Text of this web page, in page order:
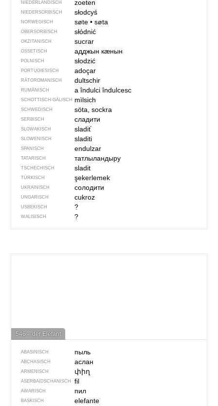
NIEDERLÄNDISCH zoeten
NIEDERSORBISCH słodcyś
NORWEGISCH søte• søta
OBERSORBISCH słódnić
OKZITANISCH sucrar
OSSETISCH адджын кӕнын
POLNISCH słodzić
PORTUGIESISCH adoçar
RÄTOROMANISCH dultschir
RUMÄNISCH a îndulciîndulcesc
SCHOTTISCH-GÄLISCH mìlsich
SCHWEDISCH söta, sockra
SERBISCH сладити
SLOWAKISCH sladiť
SLOWENISCH sladiti
SPANISCH endulzar
TATARISCH татлыландыру
TSCHECHISCH sladit
TÜRKISCH şekerlemek
UKRAINISCH солодити
UNGARISCH cukroz
USBEKISCH ?
WALISISCH ?
546 – der Elefant
ABASINISCH пыль
ABCHASISCH аслан
ARMENISCH փիղ
ASERBAIDSCHANISCH fil
AWARISCH пил
BASKISCH elefante